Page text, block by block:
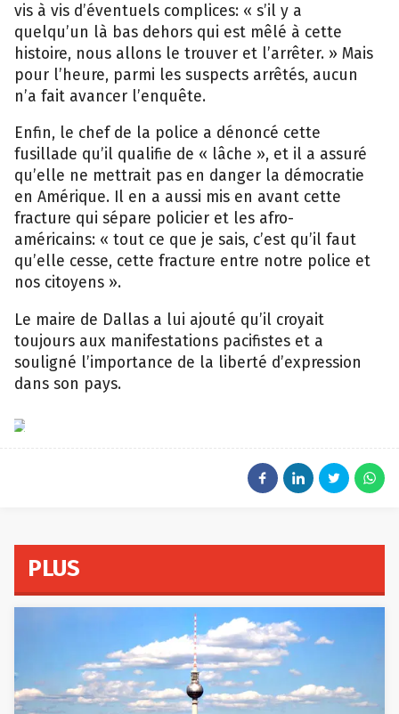
vis à vis d’éventuels complices: « s’il y a
quelqu’un là bas dehors qui est mêlé à cette
histoire, nous allons le trouver et l’arrêter. » Mais
pour l’heure, parmi les suspects arrêtés, aucun
n’a fait avancer l’enquête.
Enfin, le chef de la police a dénoncé cette
fusillade qu’il qualifie de « lâche », et il a assuré
qu’elle ne mettrait pas en danger la démocratie
en Amérique. Il en a aussi mis en avant cette
fracture qui sépare policier et les afro-
américains: « tout ce que je sais, c’est qu’il faut
qu’elle cesse, cette fracture entre notre police et
nos citoyens ».
Le maire de Dallas a lui ajouté qu’il croyait
toujours aux manifestations pacifistes et a
souligné l’importance de la liberté d’expression
dans son pays.
EPA
PLUS